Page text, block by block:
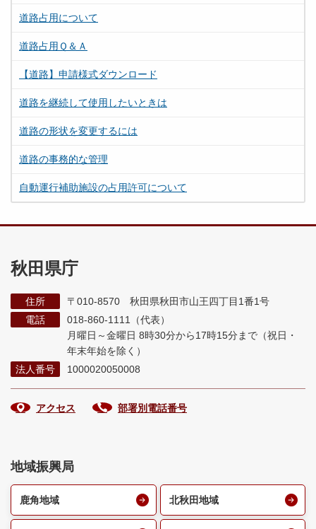
道路占用について
道路占用Ｑ＆Ａ
【道路】申請様式ダウンロード
道路を継続して使用したいときは
道路の形状を変更するには
道路の事務的な管理
自動運行補助施設の占用許可について
秋田県庁
住所
〒010-8570 秋田県秋田市山王四丁目1番1号
電話
018-860-1111（代表）
月曜日～金曜日 8時30分から17時15分まで （祝日・
年末年始を除く）
法人番号
1000020050008
アクセス 部署別電話番号
地域振興局
鹿角地域 北秋田地域